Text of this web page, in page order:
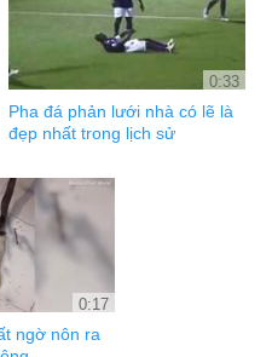
0:33
Pha đá phản lưới nhà có lẽ là
đẹp nhất trong lịch sử
0:17
ngờ nôn ra